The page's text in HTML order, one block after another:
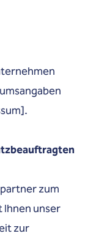
].
zum
Ihnen unser
zur